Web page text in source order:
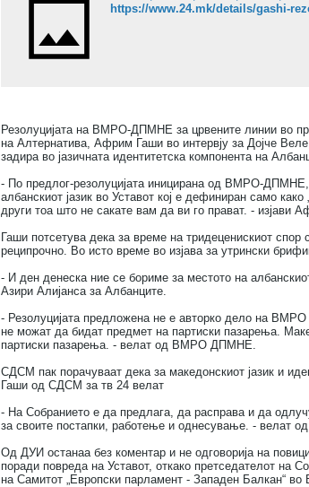
https://www.24.mk/details/gashi-
Резолуцијата на ВМРО-ДПМНЕ за црвените линии во
на Алтернатива, Африм Гаши во интервју за Дојче
задира во јазичната идентитетска компонента на
- По предлог-резолуцијата иницирана од ВМРО-ДПМНЕ,
албанскиот јазик во Уставот кој е дефиниран само
други тоа што не сакате вам да ви го прават. - изјави
Гаши потсетува дека за време на тридеценискиот
реципрочно. Во исто време во изјава за утрински
- И ден денеска ние се бориме за местото на
Азири Алијанса за Албанците.
- Резолуцијата предложена не е авторко дело на
не можат да бидат предмет на партиски пазарења.
партиски пазарења. - велат од ВМРО ДПМНЕ.
СДСМ пак порачуваат дека за македонскиот јазик и
Гаши од СДСМ за тв 24 велат
- На Собранието е да предлага, да расправа и да
за своите постапки, работење и однесување. - велат
Од ДУИ останаа без коментар и не одговорија на
поради повреда на Уставот, откако претседателот на
на Самитот „Европски парламент - Западен Балкан“ во